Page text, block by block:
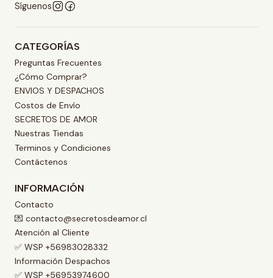
Síguenos
CATEGORÍAS
Preguntas Frecuentes
¿Cómo Comprar?
ENVIOS Y DESPACHOS
Costos de Envío
SECRETOS DE AMOR
Nuestras Tiendas
Terminos y Condiciones
Contáctenos
INFORMACIÓN
Contacto
💌 contacto@secretosdeamor.cl
Atención al Cliente
✅ WSP +56983028332
Información Despachos
✅ WSP +56953974600